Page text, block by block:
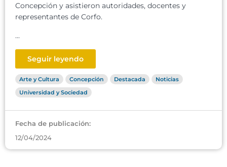
Concepción y asistieron autoridades, docentes y
representantes de Corfo.
...
Seguir leyendo
Arte y Cultura Concepción Destacada
Noticias
Universidad y Sociedad
Fecha de publicación:
12/04/2024